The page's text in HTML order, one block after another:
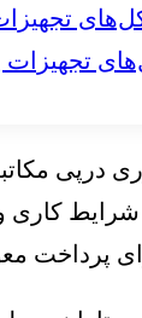
تجهیزات
درپی
شرایط
پرداخت